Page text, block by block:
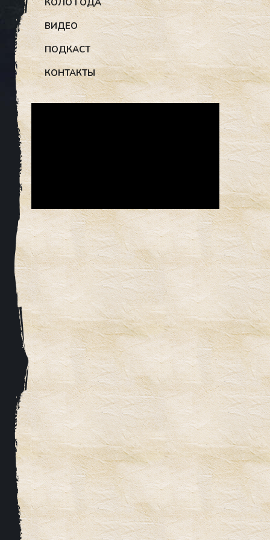
КОЛО ГОДА
ВИДЕО
ПОДКАСТ
КОНТАКТЫ